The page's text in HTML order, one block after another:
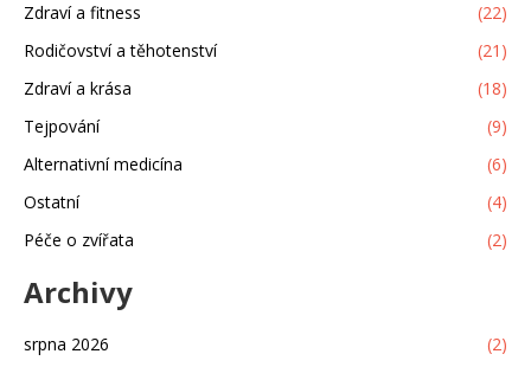
Zdraví a fitness
(22)
Rodičovství a těhotenství
(21)
Zdraví a krása
(18)
Tejpování
(9)
Alternativní medicína
(6)
Ostatní
(4)
Péče o zvířata
(2)
Archivy
srpna 2026
(2)